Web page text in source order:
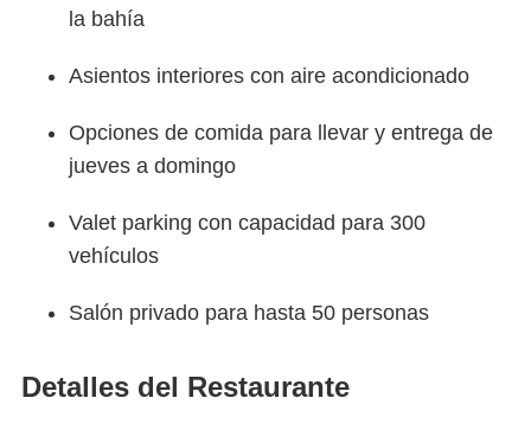
la bahía
Asientos interiores con aire acondicionado
Opciones de comida para llevar y entrega de
jueves a domingo
Valet parking con capacidad para 300
vehículos
Salón privado para hasta 50 personas
Detalles del Restaurante